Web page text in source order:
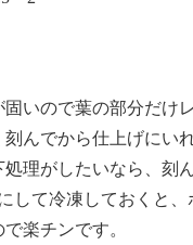
いので葉の部分だけ
刻んでから仕上げにい
処理がしたいなら、刻
して冷凍しておくと
楽チンです。